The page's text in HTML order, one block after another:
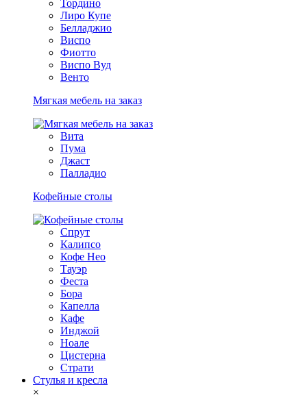
Тордино
Лиро Купе
Белладжио
Виспо
Фиотто
Виспо Вуд
Венто
Мягкая мебель на заказ
Вита
Пума
Джаст
Палладио
Кофейные столы
Спрут
Калипсо
Кофе Нео
Тауэр
Феста
Бора
Капелла
Кафе
Инджой
Ноале
Цистерна
Страти
Стулья и кресла
×